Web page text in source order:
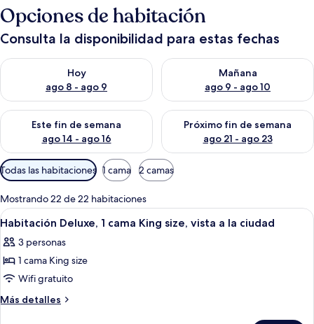
Opciones de habitación
Consulta la disponibilidad para estas fechas
Hoy
ago 8 - ago 9
Consulta la disponibilidad para hoy ago 8 - ago 9
Mañana
ago 9 - ago 10
Consulta la disponibilidad
Este fin de semana
ago 14 - ago 16
Consulta la disponibilidad para este fin de semana ago 14 -
Próximo fin de semana
ago 21 - ago 23
Consulta la disponibilidad
Filtros
disponibles
para
las
habitaciones
Todas las habitaciones 1 cama 2 camas
Mostrando 22 de 22 habitaciones
Abrir
todas
las
fotos
de
Habitación
Una habitación de hotel moderna
5
Habitación Deluxe, 1 cama King size, vista a la ciudad
3 personas
1 cama King size
Wifi gratuito
Más detalles
Más